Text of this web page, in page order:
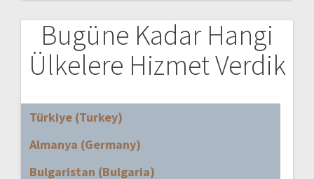
Bugüne Kadar Hangi
Ülkelere Hizmet Verdik
Türkiye (Turkey)
Almanya (Germany)
Bulgaristan (Bulgaria)